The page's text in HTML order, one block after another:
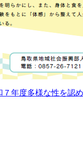
７年度多様な性を認